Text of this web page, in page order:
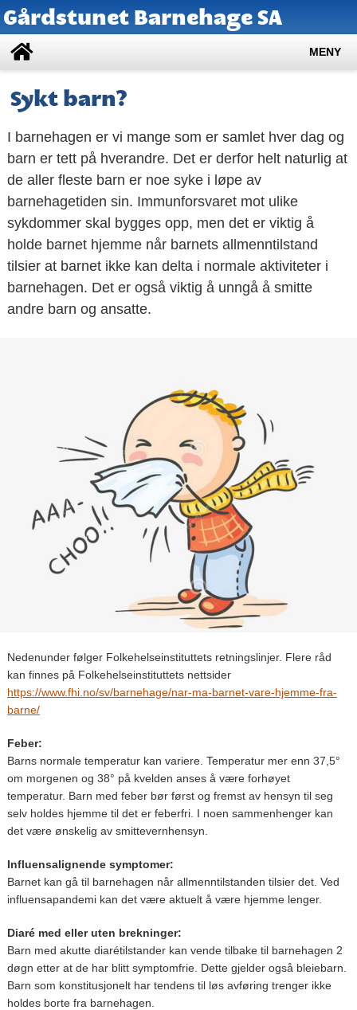
Gårdstunet Barnehage SA
MENY
Sykt barn?
I barnehagen er vi mange som er samlet hver dag og
barn er tett på hverandre. Det er derfor helt naturlig at
de aller fleste barn er noe syke i løpe av
barnehagetiden sin. Immunforsvaret mot ulike
sykdommer skal bygges opp, men det er viktig å
holde barnet hjemme når barnets allmenntilstand
tilsier at barnet ikke kan delta i normale aktiviteter i
barnehagen. Det er også viktig å unngå å smitte
andre barn og ansatte.
Nedenunder følger Folkehelseinstituttets retningslinjer. Flere råd
kan finnes på Folkehelseinstituttets nettsider
https://www.fhi.no/sv/barnehage/nar-ma-barnet-vare-hjemme-fra-
barne/
Feber:
Barns normale temperatur kan variere. Temperatur mer enn 37,5°
om morgenen og 38° på kvelden anses å være forhøyet
temperatur. Barn med feber bør først og fremst av hensyn til seg
selv holdes hjemme til det er feberfri. I noen sammenhenger kan
det være ønskelig av smittevernhensyn.
Influensalignende symptomer:
Barnet kan gå til barnehagen når allmenntilstanden tilsier det. Ved
influensapandemi kan det være aktuelt å være hjemme lenger.
Diaré med eller uten brekninger:
Barn med akutte diarétilstander kan vende tilbake til barnehagen 2
døgn etter at de har blitt symptomfrie. Dette gjelder også bleiebarn.
Barn som konstitusjonelt har tendens til løs avføring trenger ikke
holdes borte fra barnehagen.